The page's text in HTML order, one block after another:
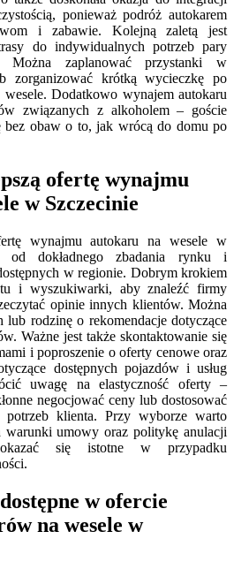
ponieważ podróż autokarem
i zabawie. Kolejną zaletą jest
do indywidualnych potrzeb pary
zaplanować przystanki w
zorganizować krótką wycieczkę po
Dodatkowo wynajem autokaru
związanych z alkoholem – goście
bez obaw o to, jak wrócą do domu po
ofertę wynajmu
w Szczecinie
wynajmu autokaru na wesele w
od dokładnego zbadania rynku i
w regionie. Dobrym krokiem
i wyszukiwarki, aby znaleźć firmy
opinie innych klientów. Można
lub rodzinę o rekomendacje dotyczące
Ważne jest także skontaktowanie się
i poproszenie o oferty cenowe oraz
dostępnych pojazdów i usług
uwagę na elastyczność oferty –
negocjować ceny lub dostosować
klienta. Przy wyborze warto
umowy oraz politykę anulacji
się istotne w przypadku
w ofercie
na wesele w